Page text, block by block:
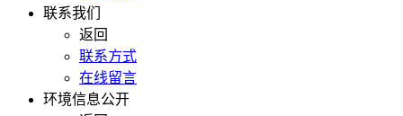
联系我们
返回
联系方式
在线留言
环境信息公开